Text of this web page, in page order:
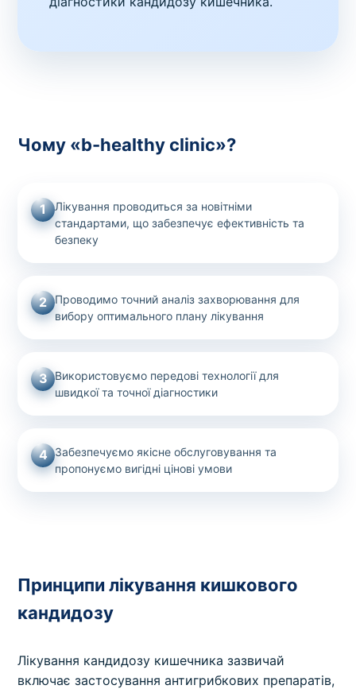
Чому «b-healthy clinic»?
1
Лікування проводиться за новітніми
стандартами, що забезпечує ефективність та
безпеку
2
Проводимо точний аналіз захворювання для
вибору оптимального плану лікування
3 Використовуємо передові технології для
швидкої та точної діагностики
4 Забезпечуємо якісне обслуговування та
пропонуємо вигідні цінові умови
Принципи лікування кишкового
кандидозу
Лікування кандидозу кишечника зазвичай
включає застосування антигрибкових препаратів,